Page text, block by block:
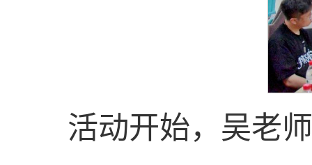
活动开始，吴老